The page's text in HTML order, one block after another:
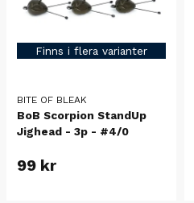
Finns i flera varianter
BITE OF BLEAK
BoB Scorpion StandUp
Jighead - 3p - #4/0
99 kr